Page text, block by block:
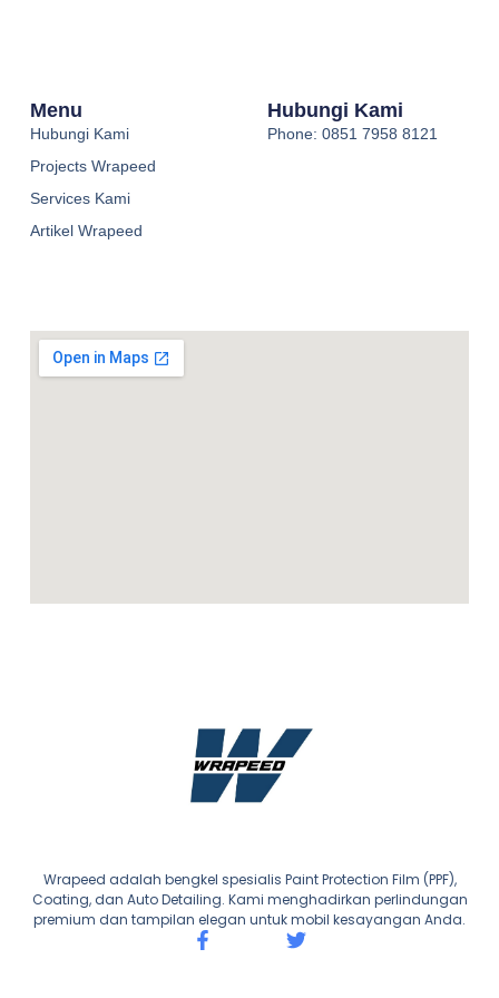
Wrapeed adalah bengkel spesialis Paint Protection Film (PPF),
Coating, dan Auto Detailing. Kami menghadirkan perlindungan
premium dan tampilan elegan untuk mobil kesayangan Anda.
F
a
T
Menu
Hubungi Kami
Projects Wrapeed
Services Kami
Artikel Wrapeed
Hubungi Kami
Phone: 0851 7958 8121